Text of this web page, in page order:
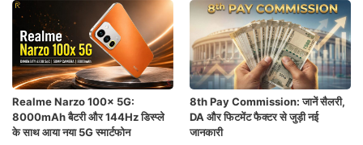
Realme Narzo 100x 5G:
8000mAh बैटरी और 144Hz डिस्प्ले
के साथ आया नया 5G स्मार्टफोन
8th Pay Commission: जानें सैलरी,
DA और फिटमेंट फैक्टर से जुड़ी नई
जानकारी